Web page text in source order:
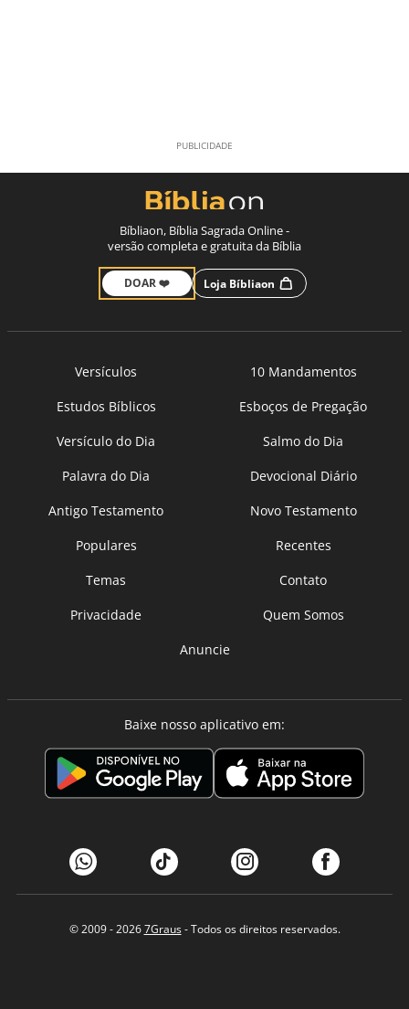
Bíbliaon, Bíblia Sagrada Online -
versão completa e gratuita da Bíblia
DOAR ❤️ Loja Bíbliaon
Versículos
10 Mandamentos
Estudos Bíblicos
Esboços de Pregação
Versículo do Dia
Salmo do Dia
Palavra do Dia
Devocional Diário
Antigo Testamento
Novo Testamento
Populares
Recentes
Temas
Contato
Privacidade
Quem Somos
Anuncie
Baixe nosso aplicativo em:
© 2009 - 20267Graus- Todos os direitos reservados.